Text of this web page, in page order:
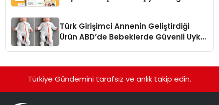
Türk Girişimci Annenin Geliştirdiği
Ürün ABD’de Bebeklerde Güvenli Uyku
Türkiye Gündemini tarafsız ve anlık takip edin.